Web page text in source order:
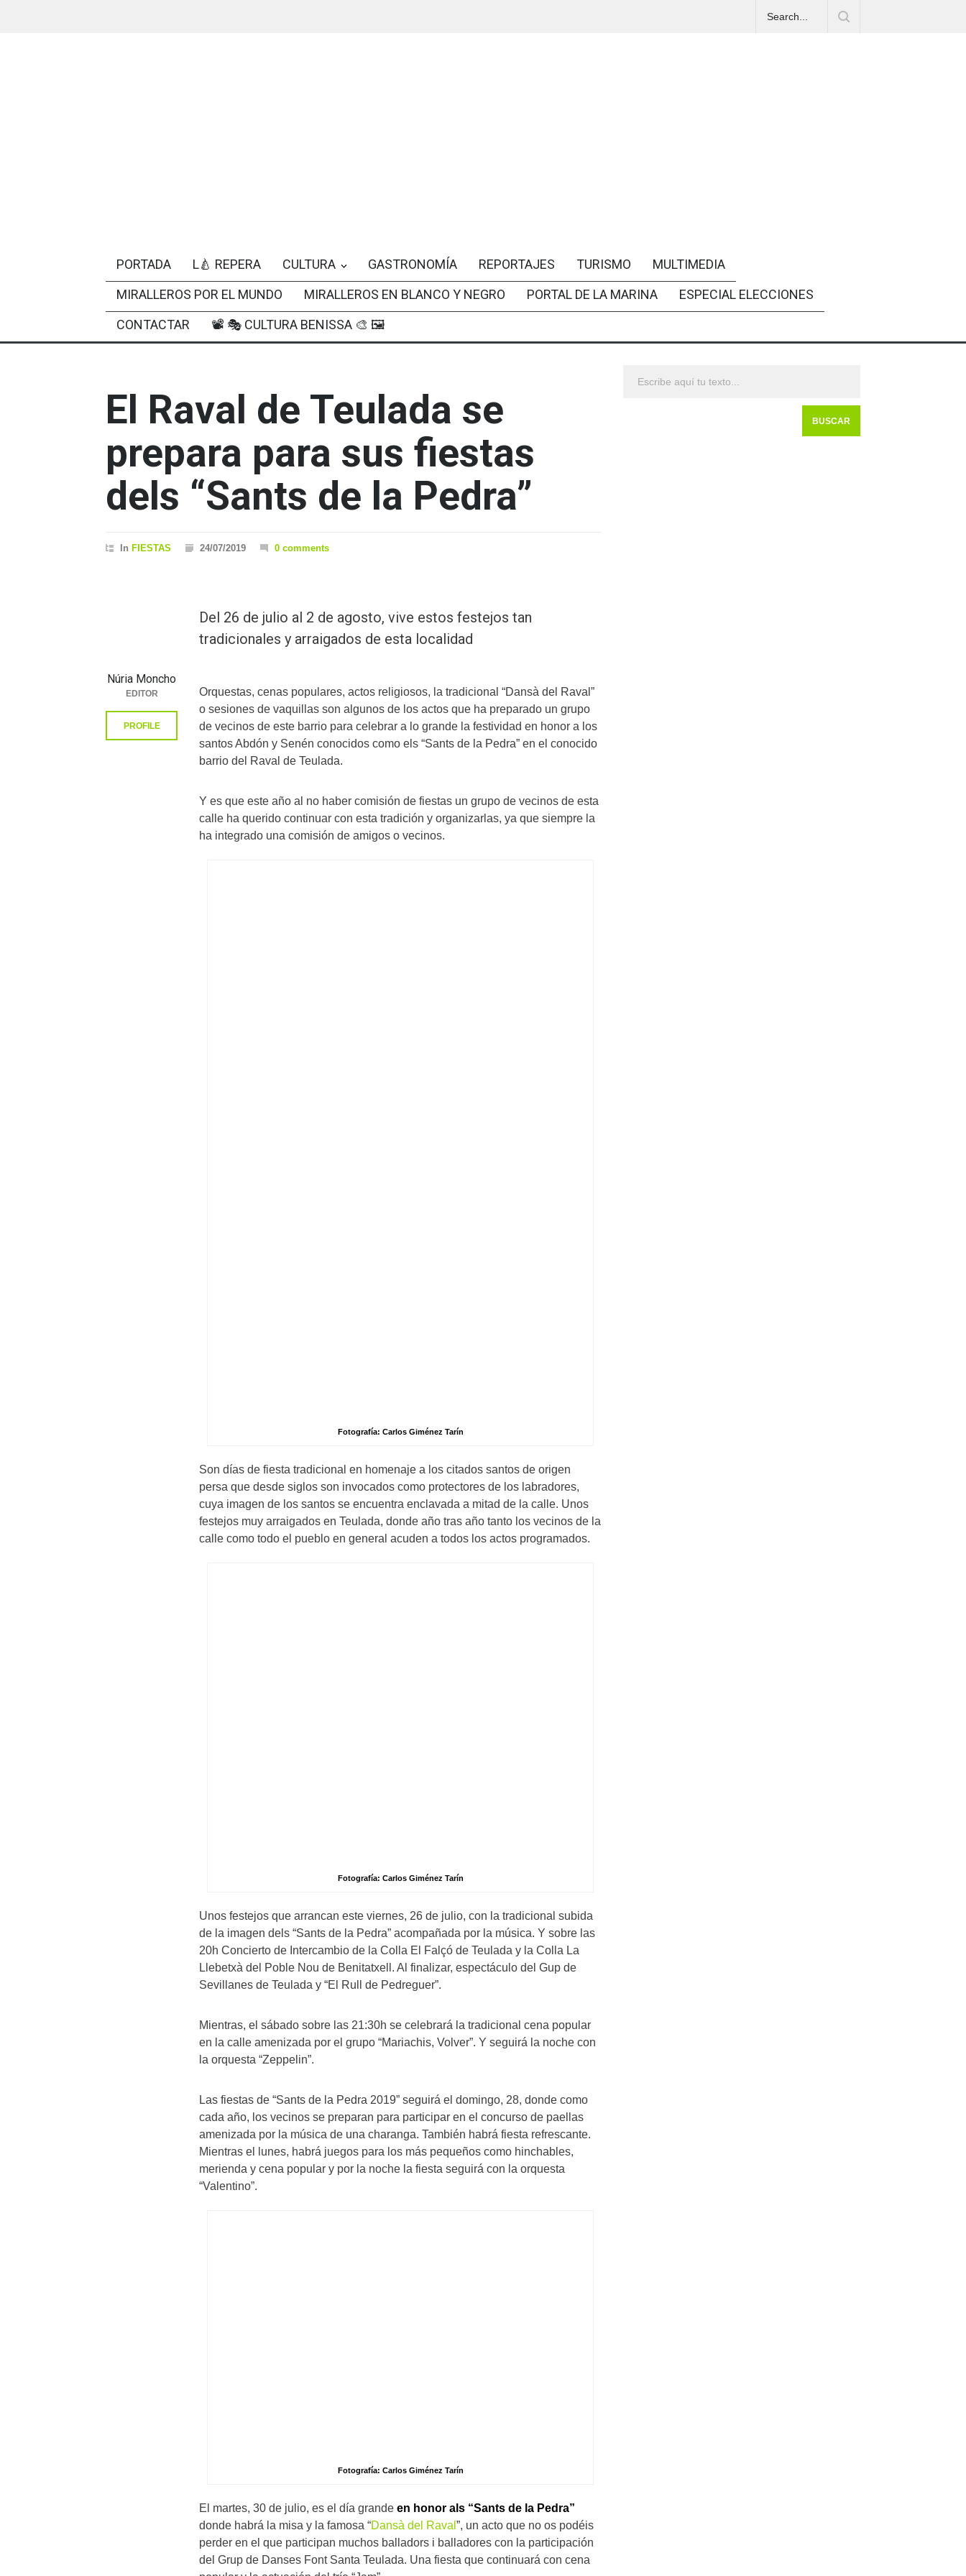
PORTADA L🍐 REPERA CULTURA GASTRONOMÍA REPORTAJES TURISMO
MULTIMEDIA
MIRALLEROS POR EL MUNDO
MIRALLEROS EN BLANCO Y NEGRO PORTAL DE LA MARINA
ESPECIAL ELECCIONES
CONTACTAR
📽 🎭 CULTURA BENISSA 🎨 🖼
El Raval de Teulada se
prepara para sus fiestas
dels “Sants de la Pedra”
In FIESTAS 24/07/2019 0 comments
Del 26 de julio al 2 de agosto, vive estos festejos tan
tradicionales y arraigados de esta localidad
Orquestas, cenas populares, actos religiosos, la tradicional “Dansà del Raval”
o sesiones de vaquillas son algunos de los actos que ha preparado un grupo
de vecinos de este barrio para celebrar a lo grande la festividad en honor a los
santos Abdón y Senén conocidos como els “Sants de la Pedra” en el conocido
barrio del Raval de Teulada.
Y es que este año al no haber comisión de fiestas un grupo de vecinos de esta
calle ha querido continuar con esta tradición y organizarlas, ya que siempre la
ha integrado una comisión de amigos o vecinos.
Fotografía: Carlos Giménez Tarín
Son días de fiesta tradicional en homenaje a los citados santos de origen
persa que desde siglos son invocados como protectores de los labradores,
cuya imagen de los santos se encuentra enclavada a mitad de la calle. Unos
festejos muy arraigados en Teulada, donde año tras año tanto los vecinos de la
calle como todo el pueblo en general acuden a todos los actos programados.
Fotografía: Carlos Giménez Tarín
Unos festejos que arrancan este viernes, 26 de julio, con la tradicional subida
de la imagen dels “Sants de la Pedra” acompañada por la música. Y sobre las
20h Concierto de Intercambio de la Colla El Falçó de Teulada y la Colla La
Llebetxà del Poble Nou de Benitatxell. Al finalizar, espectáculo del Gup de
Sevillanes de Teulada y “El Rull de Pedreguer”.
Mientras, el sábado sobre las 21:30h se celebrará la tradicional cena popular
en la calle amenizada por el grupo “Mariachis, Volver”. Y seguirá la noche con
la orquesta “Zeppelin”.
Las fiestas de “Sants de la Pedra 2019” seguirá el domingo, 28, donde como
cada año, los vecinos se preparan para participar en el concurso de paellas
amenizada por la música de una charanga. También habrá fiesta refrescante.
Mientras el lunes, habrá juegos para los más pequeños como hinchables,
merienda y cena popular y por la noche la fiesta seguirá con la orquesta
“Valentino”.
Fotografía: Carlos Giménez Tarín
El martes, 30 de julio, es el día grande en honor als “Sants de la Pedra”
donde habrá la misa y la famosa “Dansà del Raval ”, un acto que no os podéis
perder en el que participan muchos balladors i balladores con la participación
del Grup de Danses Font Santa Teulada. Una fiesta que continuará con cena
Núria Moncho
EDITOR
PROFILE